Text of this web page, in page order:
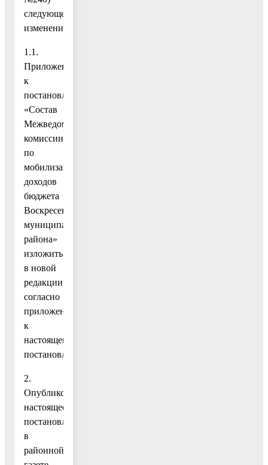
следующее
изменение:
1.1.
Приложение
к
постановлению
«Состав
Межведомственной
комиссии
по
мобилизации
доходов
бюджета
Воскресенского
муниципального
района»
изложить
в новой
редакции
согласно
приложению
к
настоящему
постановлению.
2.
Опубликовать
настоящее
постановление
в
районной